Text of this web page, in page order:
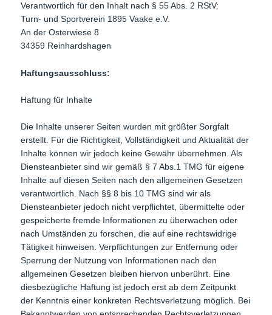
Verantwortlich für den Inhalt nach § 55 Abs. 2 RStV:
Turn- und Sportverein 1895 Vaake e.V.
An der Osterwiese 8
34359 Reinhardshagen
Haftungsausschluss:
Haftung für Inhalte
Die Inhalte unserer Seiten wurden mit größter Sorgfalt
erstellt. Für die Richtigkeit, Vollständigkeit und Aktualität der
Inhalte können wir jedoch keine Gewähr übernehmen. Als
Diensteanbieter sind wir gemäß § 7 Abs.1 TMG für eigene
Inhalte auf diesen Seiten nach den allgemeinen Gesetzen
verantwortlich. Nach §§ 8 bis 10 TMG sind wir als
Diensteanbieter jedoch nicht verpflichtet, übermittelte oder
gespeicherte fremde Informationen zu überwachen oder
nach Umständen zu forschen, die auf eine rechtswidrige
Tätigkeit hinweisen. Verpflichtungen zur Entfernung oder
Sperrung der Nutzung von Informationen nach den
allgemeinen Gesetzen bleiben hiervon unberührt. Eine
diesbezügliche Haftung ist jedoch erst ab dem Zeitpunkt
der Kenntnis einer konkreten Rechtsverletzung möglich. Bei